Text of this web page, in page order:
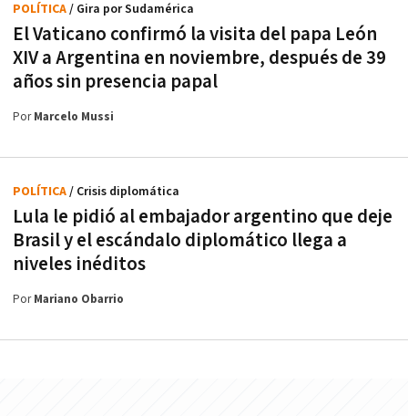
El Vaticano confirmó la visita del papa León
XIV a Argentina en noviembre, después de 39
años sin presencia papal
POLÍTICA/ Gira por Sudamérica
PorMarcelo Mussi
Lula le pidió al embajador argentino que deje
Brasil y el escándalo diplomático llega a
niveles inéditos
POLÍTICA/ Crisis diplomática
PorMariano Obarrio